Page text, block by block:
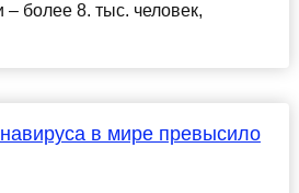
более 8. тыс. человек,
в мире превысило